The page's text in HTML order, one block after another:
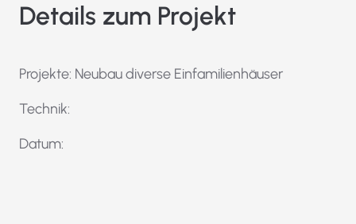
Details zum Projekt
Projekte: Neubau diverse Einfamilienhäuser
Technik:
Datum: